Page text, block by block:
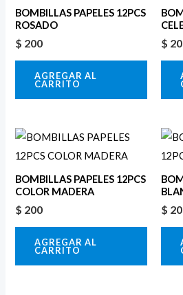
BOMBILLAS PAPELES 12PCS
ROSADO
$ 200
AGREGAR AL
CARRITO
$
BOMBILLAS PAPELES 12PCS
COLOR MADERA
$ 200
AGREGAR AL
CARRITO
$